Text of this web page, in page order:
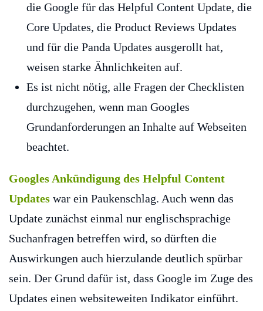
die Google für das Helpful Content Update, die
Core Updates, die Product Reviews Updates
und für die Panda Updates ausgerollt hat,
weisen starke Ähnlichkeiten auf.
Es ist nicht nötig, alle Fragen der Checklisten
durchzugehen, wenn man Googles
Grundanforderungen an Inhalte auf Webseiten
beachtet.
Googles Ankündigung des Helpful Content
Updates war ein Paukenschlag. Auch wenn das
Update zunächst einmal nur englischsprachige
Suchanfragen betreffen wird, so dürften die
Auswirkungen auch hierzulande deutlich spürbar
sein. Der Grund dafür ist, dass Google im Zuge des
Updates einen websiteweiten Indikator einführt.